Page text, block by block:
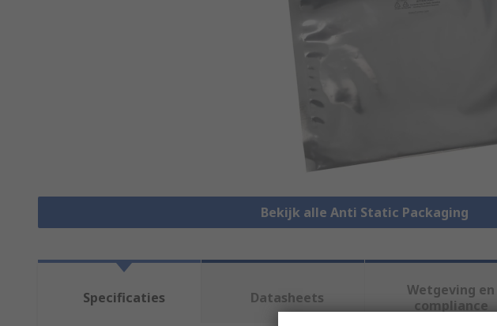
Bekijk alle Anti Static Packaging
Specificaties Datasheets
Wetgeving en
compliance